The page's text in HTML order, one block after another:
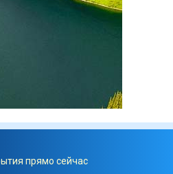
прямо сейчас